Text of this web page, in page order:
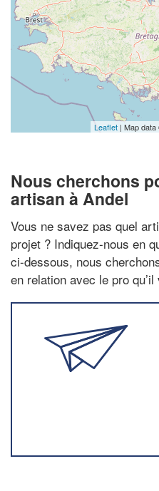
Leaflet | Map
Nous cherchons
artisan à Andel
Vous ne savez pas quel
projet ? Indiquez-nous en
ci-dessous, nous
en relation avec le pro